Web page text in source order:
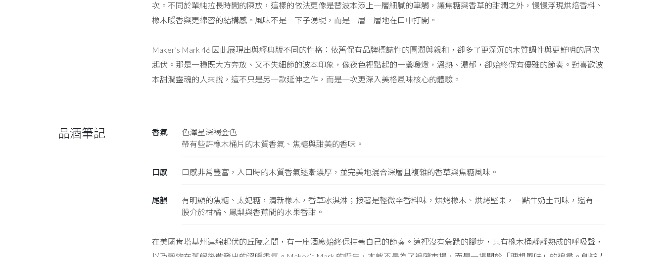
次。不同於單純拉長時間的陳放，這樣的做法更像是替波本添上一層細膩的筆觸，讓焦糖與香草的甜潤之外，慢慢浮現烘焙香料、
橡木暖香與更綿密的結構感。風味不是一下子湧現，而是一層一層地在口中打開。
Maker’s Mark 46 因此展現出與經典版不同的性格：依舊保有品牌標誌性的圓潤與親和，卻多了更深沉的木質調性與更鮮明的層次
起伏。那是一種既大方奔放、又不失細節的波本印象，像夜色裡點起的一盞暖燈，溫熱、濃郁，卻始終保有優雅的節奏。對喜歡波
本甜潤靈魂的人來說，這不只是另一款延伸之作，而是一次更深入美格風味核心的體驗。
品酒筆記 香氣
色澤呈深褐金色
帶有些許橡木桶片的木質香氣、焦糖與甜美的香味。
口感 口感非常豐富，入口時的木質香氣逐漸濃厚，並完美地混合深層且複雜的香草與焦糖風味。
尾韻
有明顯的焦糖、太妃糖，清新橡木，香草冰淇淋；接著是輕微辛香料味，烘烤橡木、烘烤堅果，一點牛奶土司味，還有一
股介於柑橘、鳳梨與香蕉間的水果香甜。
在美國肯塔基州連綿起伏的丘陵之間，有一座酒廠始終保持著自己的節奏。這裡沒有急躁的腳步，只有橡木桶靜靜熟成的呼吸聲，